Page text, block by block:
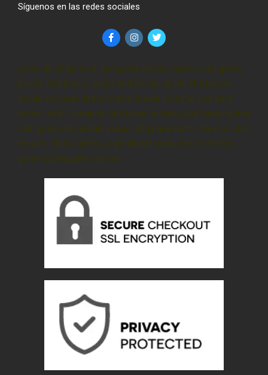
Síguenos en las redes sociales
gotas de cbd precio, cbd gotas precio méxico, cbd gotas
precio, cbd precio, gotas cbd precio, aceite cbd precio,
donde comprar cbd en cdmx, donde comprar cbd para
dormir, cbd – comprar, cbd gotas méxico, cbd cdmx, pluma
cbd, gotas de cannabi precio, cbd para dormir méxico, cbd
mexico, cbd oil precio, cannabidiol gotas precio méxico,
gotas sublinguales de cbd